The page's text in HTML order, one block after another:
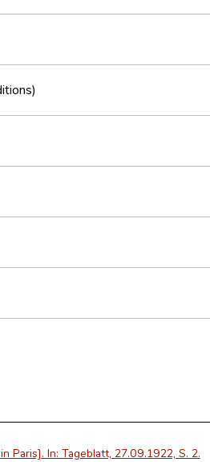
Paris]. In: Tageblatt, 27.09.1922, S. 2.